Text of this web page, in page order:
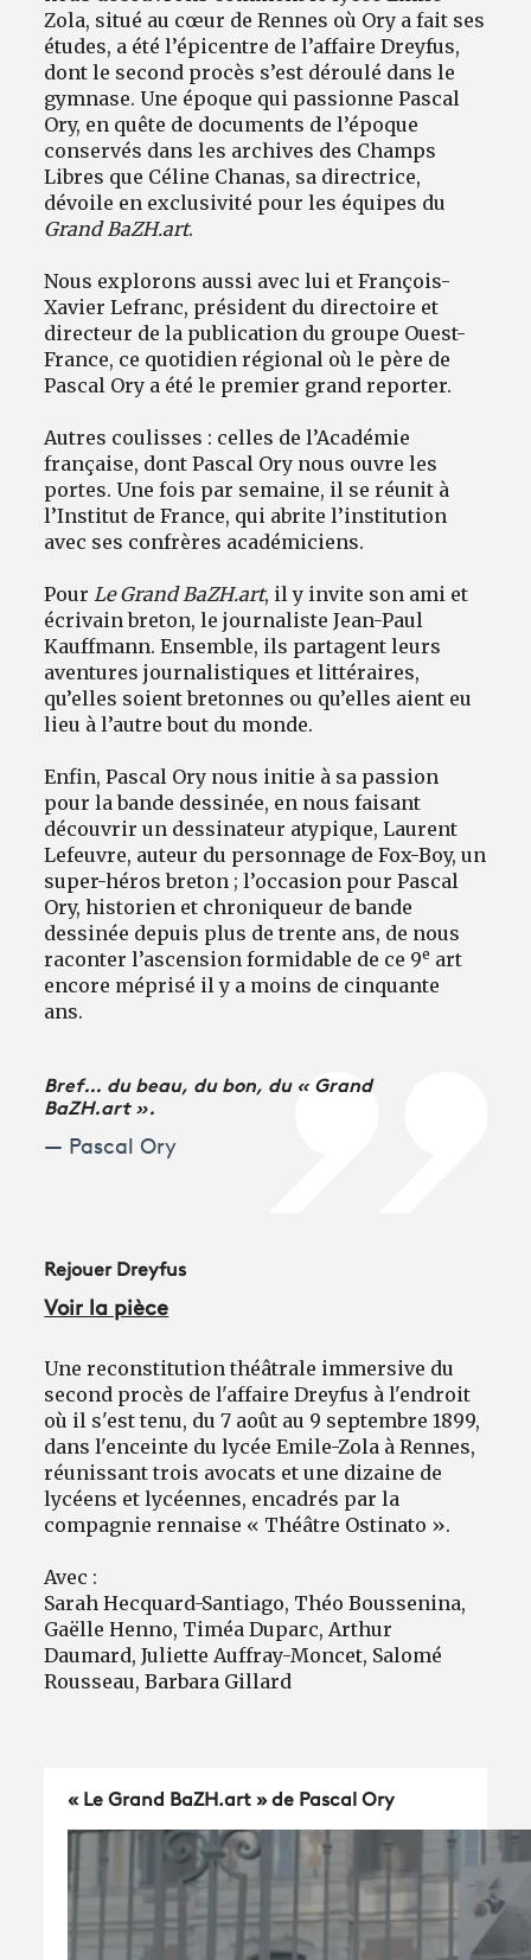
Zola, situé au cœur de Rennes où Ory a fait ses
études, a été l’épicentre de l’affaire Dreyfus,
dont le second procès s’est déroulé dans le
gymnase. Une époque qui passionne Pascal
Ory, en quête de documents de l’époque
conservés dans les archives des Champs
Libres que Céline Chanas, sa directrice,
dévoile en exclusivité pour les équipes du
Grand BaZH.art.
Nous explorons aussi avec lui et François-
Xavier Lefranc, président du directoire et
directeur de la publication du groupe Ouest-
France, ce quotidien régional où le père de
Pascal Ory a été le premier grand reporter.
Autres coulisses : celles de l’Académie
française, dont Pascal Ory nous ouvre les
portes. Une fois par semaine, il se réunit à
l’Institut de France, qui abrite l’institution
avec ses confrères académiciens.
Pour Le Grand BaZH.art, il y invite son ami et
écrivain breton, le journaliste Jean-Paul
Kauffmann. Ensemble, ils partagent leurs
aventures journalistiques et littéraires,
qu’elles soient bretonnes ou qu’elles aient eu
lieu à l’autre bout du monde.
Enfin, Pascal Ory nous initie à sa passion
pour la bande dessinée, en nous faisant
découvrir un dessinateur atypique, Laurent
Lefeuvre, auteur du personnage de Fox-Boy, un
super-héros breton ; l’occasion pour Pascal
Ory, historien et chroniqueur de bande
dessinée depuis plus de trente ans, de nous
raconter l’ascension formidable de ce 9e art
encore méprisé il y a moins de cinquante
ans.
Bref… du beau, du bon, du « Grand
BaZH.art ».
Pascal Ory
Rejouer Dreyfus
Voir la pièce
Une reconstitution théâtrale immersive du
second procès de l'affaire Dreyfus à l'endroit
où il s'est tenu, du 7 août au 9 septembre 1899,
dans l'enceinte du lycée Emile-Zola à Rennes,
réunissant trois avocats et une dizaine de
lycéens et lycéennes, encadrés par la
compagnie rennaise « Théâtre Ostinato ».
Avec :
Sarah Hecquard-Santiago, Théo Boussenina,
Gaëlle Henno, Timéa Duparc, Arthur
Daumard, Juliette Auffray-Moncet, Salomé
Rousseau, Barbara Gillard
« Le Grand BaZH.art » de Pascal Ory